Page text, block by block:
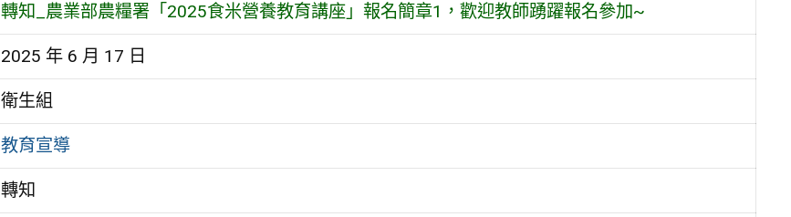
轉知_農業部農糧署「2025食米營養教育講座」報名簡章1，歡迎教師踴躍報名參加~
2025 年 6 月 17 日
衛生組
教育宣導
轉知